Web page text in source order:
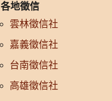
各地徵信
雲林徵信社
嘉義徵信社
台南徵信社
高雄徵信社